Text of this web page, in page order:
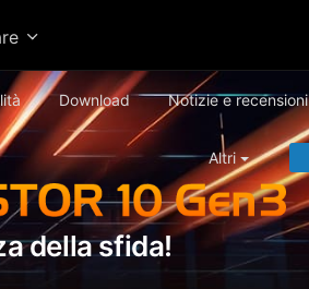
Download Notizie e recensioni
Altri
della sfida!